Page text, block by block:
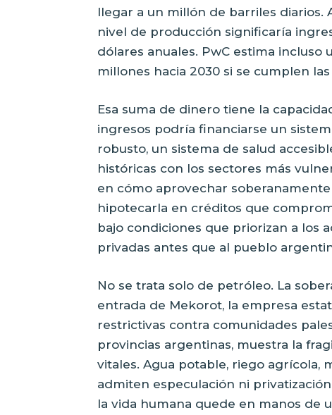
llegar a un millón de barriles diarios.
nivel de producción significaría
dólares anuales. PwC estima
millones hacia 2030 si se cumplen
Esa suma de dinero tiene la
ingresos podría financiarse un
robusto, un sistema de salud
históricas con los sectores más
en cómo aprovechar
hipotecarla en créditos que
bajo condiciones que priorizan a los
privadas antes que al pueblo
No se trata solo de petróleo. La
entrada de Mekorot, la empresa
restrictivas contra comunidades
provincias argentinas, muestra la
vitales. Agua potable, riego agrícola,
admiten especulación ni
la vida humana quede en manos de